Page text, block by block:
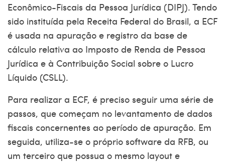
Econômico-Fiscais da Pessoa Jurídica (DIPJ). Tendo
sido instituída pela Receita Federal do Brasil, a ECF
é usada na apuração e registro da base de
cálculo relativa ao Imposto de Renda de Pessoa
Jurídica e à Contribuição Social sobre o Lucro
Líquido (CSLL).
Para realizar a ECF, é preciso seguir uma série de
passos, que começam no levantamento de dados
fiscais concernentes ao período de apuração. Em
seguida, utiliza-se o próprio software da RFB, ou
um terceiro que possua o mesmo layout e